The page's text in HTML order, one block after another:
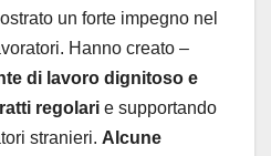
un forte impegno nel
Hanno creato –
di lavoro dignitoso e
regolari e supportando
stranieri. Alcune